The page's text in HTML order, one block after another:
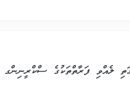
ލެއްވި ފަރާތްތަކުގެ